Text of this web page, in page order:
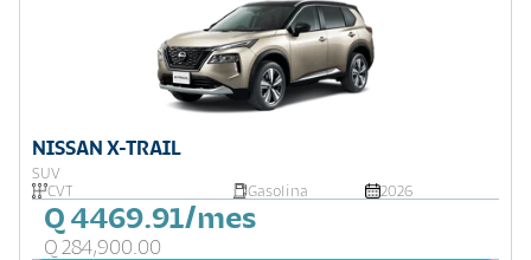
NISSAN X-TRAIL
SUV
CVT
Gasolina 2026
Q 4469.91/mes
Q 284,900.00